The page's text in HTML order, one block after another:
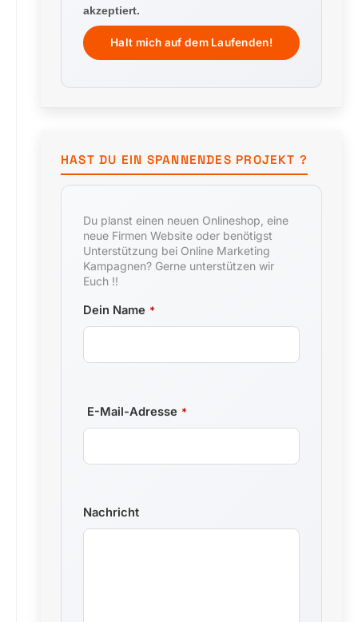
akzeptiert.
HAST DU EIN SPANNENDES PROJEKT ?
Du planst einen neuen Onlineshop, eine
neue Firmen Website oder benötigst
Unterstützung bei Online Marketing
Kampagnen? Gerne unterstützen wir
Euch !!
Dein Name *
E-Mail-Adresse *
Nachricht